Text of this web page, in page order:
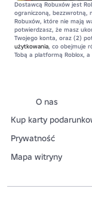
Dostawcą Robuxów jest
ograniczoną, bezzwrotną,
Robuxów, które nie mają
potwierdzasz, że masz
Twojego konta, oraz (2)
użytkowania, co obejmuje
Tobą a platformą Roblox,
O nas
Kup karty
Prywatność
Mapa witryny